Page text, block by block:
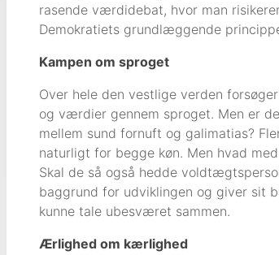
rasende værdidebat, hvor man
Demokratiets grundlæggende
Kampen om sproget
Over hele den vestlige verden
og værdier gennem sproget. Men er
mellem sund fornuft og galimatias?
naturligt for begge køn. Men hvad
Skal de så også hedde
baggrund for udviklingen og giver sit
kunne tale ubesværet sammen.
Ærlighed om kærlighed